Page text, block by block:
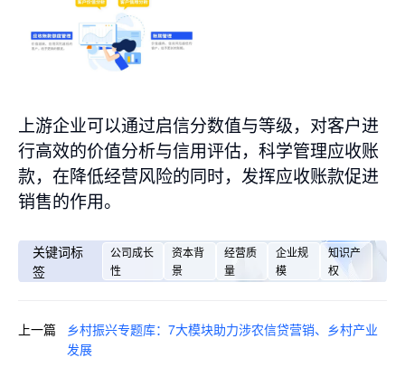
上游企业可以通过启信分数值与等级，对客户进
行高效的价值分析与信用评估，科学管理应收账
款，在降低经营风险的同时，发挥应收账款促进
销售的作用。
关键词标
签
公司成长
性
资本背
景
经营质
量
企业规
模
知识产
权
上一篇
乡村振兴专题库：7大模块助力涉农信贷营销、乡村产业
发展